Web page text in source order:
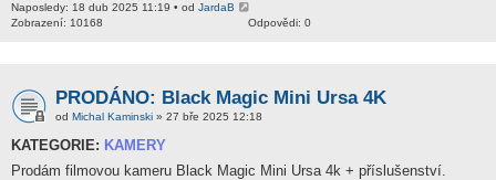
Naposledy: 18 dub 2025 11:19 • od JardaB
Odpovědi: 0
Zobrazení: 10168
PRODÁNO: Black Magic Mini Ursa 4K
od Michal Kaminski » 27 bře 2025 12:18
KATEGORIE: KAMERY
Prodám filmovou kameru Black Magic Mini Ursa 4k + příslušenství.